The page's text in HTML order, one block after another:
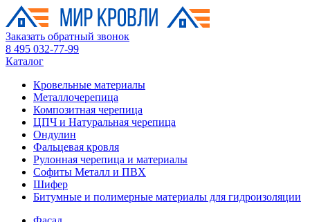
Заказать обратный звонок
8 495 032-77-99
Каталог
Кровельные материалы
Металлочерепица
Композитная черепица
ЦПЧ и Натуральная черепица
Ондулин
Фальцевая кровля
Рулонная черепица и материалы
Софиты Металл и ПВХ
Шифер
Битумные и полимерные материалы для гидроизоляции